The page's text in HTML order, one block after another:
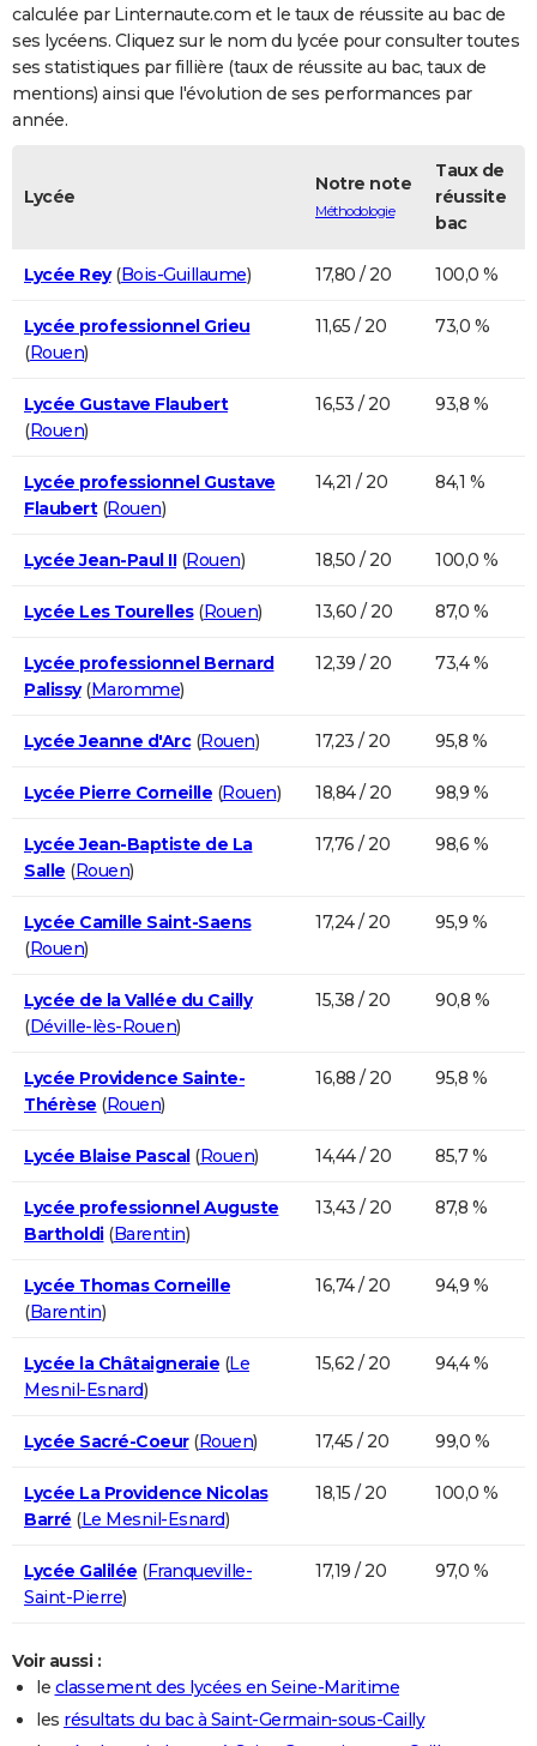
FORUM
Bricolage
Lifestyle
Culture
Television
Voyage
Cinema
calculée par Linternaute.com et le taux de réussite au bac de
ses lycéens. Cliquez sur le nom du lycée pour consulter toutes
ses statistiques par fillière (taux de réussite au bac, taux de
mentions) ainsi que l'évolution de ses performances par
année.
Lycée
Notre note
Méthodologie
Taux de
réussite
bac
Lycée Rey(Bois-Guillaume) 17,80 / 20 100,0 %
Lycée professionnel Grieu
(Rouen)
11,65 / 20 73,0 %
Lycée Gustave Flaubert
(Rouen)
16,53 / 20 93,8 %
Lycée professionnel Gustave
Flaubert(Rouen)
14,21 / 20 84,1 %
Lycée Jean-Paul II(Rouen) 18,50 / 20 100,0 %
Lycée Les Tourelles(Rouen) 13,60 / 20 87,0 %
Lycée professionnel Bernard
Palissy(Maromme)
12,39 / 20 73,4 %
Lycée Jeanne d'Arc(Rouen) 17,23 / 20 95,8 %
Lycée Pierre Corneille (Rouen) 18,84 / 20 98,9 %
Lycée Jean-Baptiste de La
Salle (Rouen)
17,76 / 20 98,6 %
Lycée Camille Saint-Saens
(Rouen)
17,24 / 20 95,9 %
Lycée de la Vallée du Cailly
(Déville-lès-Rouen)
15,38 / 20 90,8 %
Lycée Providence Sainte-
Thérèse (Rouen)
16,88 / 20 95,8 %
Lycée Blaise Pascal(Rouen) 14,44 / 20 85,7 %
Lycée professionnel Auguste
Bartholdi(Barentin)
13,43 / 20 87,8 %
Lycée Thomas Corneille
(Barentin)
16,74 / 20 94,9 %
Lycée la Châtaigneraie (Le
Mesnil-Esnard)
15,62 / 20 94,4 %
Lycée Sacré-Coeur(Rouen) 17,45 / 20 99,0 %
Lycée La Providence Nicolas
Barré (Le Mesnil-Esnard)
18,15 / 20 100,0 %
Lycée Galilée (Franqueville-
Saint-Pierre)
17,19 / 20 97,0 %
Voir aussi :
le classement des lycées en Seine-Maritime
les résultats du bac à Saint-Germain-sous-Cailly